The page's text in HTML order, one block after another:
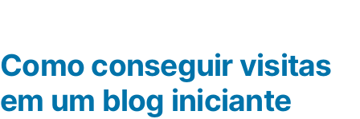
Como conseguir visitas
em um blog iniciante